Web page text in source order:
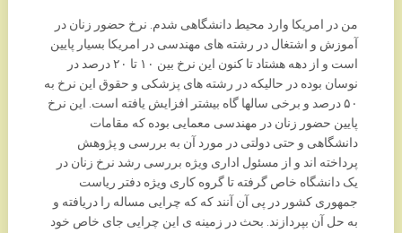
من در امریکا وارد محیط دانشگاهی شدم. نرخ حضور زنان در
آموزش و اشتغال در رشته های مهندسی در امریکا بسیار پایین
است و از دهه هشتاد تا کنون این نرخ بین ۱۰ تا ۲۰ درصد در
نوسان بوده در حالیکه در رشته های پزشکی و حقوق این نرخ به
۵۰ درصد و برخی سالها گاه بیشتر افزایش یافته است. این نرخ
پایین حضور زنان در مهندسی معمایی بوده که مقامات
دانشگاهی و حتی دولتی در مورد آن به بررسی و پژوهش
پرداخته اند و از مسئول اداری ویژه بررسی رشد نرخ زنان در
یک دانشگاه خاص گرفته تا گروه کاری ویژه دفتر ریاست
جمهوری کشور در پی آن آنند که که چرایی مساله را دریافته و
به حل آن بپردازند. بحث در زمینه ی این چرایی جای خاص خود